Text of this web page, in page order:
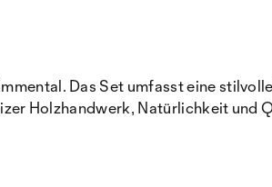
Das Set umfasst eine
Holzhandwerk, Natürlichkeit und